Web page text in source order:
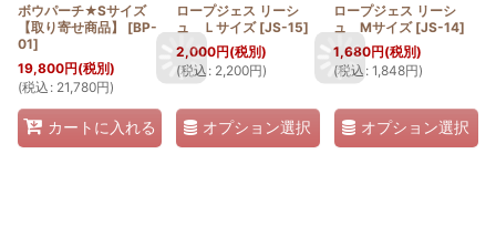
ボウパーチ★Sサイズ
【取り寄せ商品】
[BP-
01]
19,800円(税別)
(税込 : 21,780円)
カートに入れる
ロープジェス リーシ
ュ Ｌサイズ [JS-15]
2,000円(税別)
(税込 : 2,200円)
オプション選択
ロープジェス リーシ
ュ Mサイズ [JS-14]
1,680円(税別)
(税込 : 1,848円)
オプション選択